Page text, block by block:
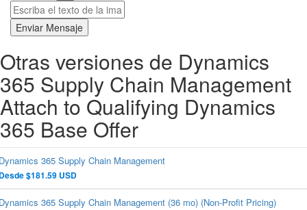
Enviar Mensaje
Otras versiones de Dynamics
365 Supply Chain Management
Attach to Qualifying Dynamics
365 Base Offer
365 Supply Chain Management
$181.59 USD
365 Supply Chain Management (36 mo) (Non-Profit Pricing)